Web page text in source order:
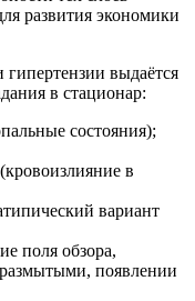
развития экономики
выдаётся
в стационар:
состояния);
в
вариант
поля обзора,
появлении